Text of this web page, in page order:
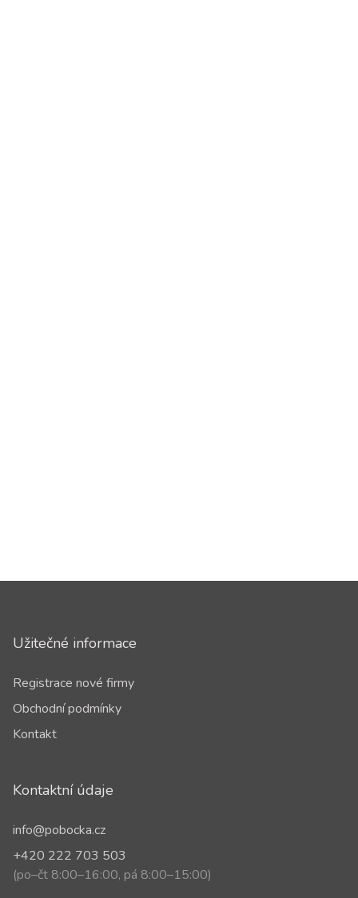
Užitečné informace
Registrace nové firmy
Obchodní podmínky
Kontakt
Kontaktní údaje
info@pobocka.cz
+420 222 703 503
(po–čt 8:00–16:00, pá 8:00–15:00)